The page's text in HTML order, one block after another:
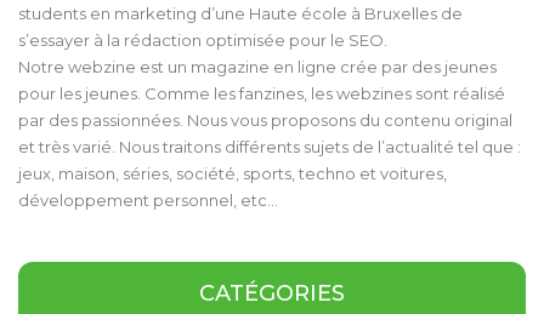
students en marketing d’une Haute école à Bruxelles de
s’essayer à la rédaction optimisée pour le SEO.
Notre webzine est un magazine en ligne crée par des jeunes
pour les jeunes. Comme les fanzines, les webzines sont réalisé
par des passionnées. Nous vous proposons du contenu original
et très varié. Nous traitons différents sujets de l’actualité tel que :
jeux, maison, séries, société, sports, techno et voitures,
développement personnel, etc…
CATÉGORIES